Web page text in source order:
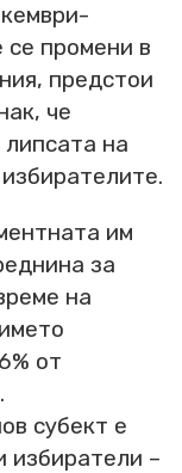
се промени в
предстои
че
на
им
за
на
от
субект е
избиратели –